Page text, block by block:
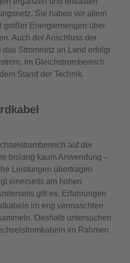
Sie haben vor allem
großer Energiemengen über
Auch der Anschluss der
das Stromnetz an Land erfolgt
Im Gleichstrombereich
Stand der Technik.
auf der
bislang kaum Anwendung –
Leistungen übertragen
einerseits am hohen
gilt es, Erfahrungen
im eng vermaschten
Deshalb untersuchen
im Rahmen